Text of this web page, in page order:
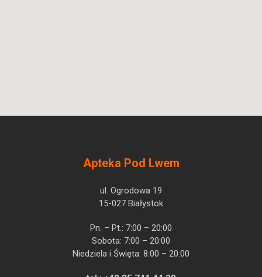
Apteka Pod Lwem
ul. Ogrodowa 19
15-027 Białystok
Pn. – Pt.: 7:00 – 20:00
Sobota: 7:00 – 20:00
Niedziela i Święta: 8:00 – 20:00